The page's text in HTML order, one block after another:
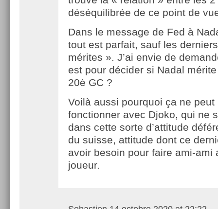
déséquilibrée de ce point de
Dans le message de Fed à
tout est parfait, sauf les
mérites ». J’ai envie de
est pour décider si Nadal
20è GC ?
Voilà aussi pourquoi ça ne peut
fonctionner avec Djoko, qui ne
dans cette sorte d’attitude
du suisse, attitude dont ce
avoir besoin pour faire ami-ami
joueur.